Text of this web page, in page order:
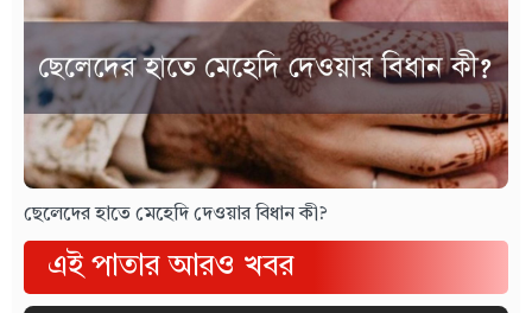
ছেলেদের হাতে মেহেদি দেওয়ার বিধান কী?
এই পাতার আরও খবর